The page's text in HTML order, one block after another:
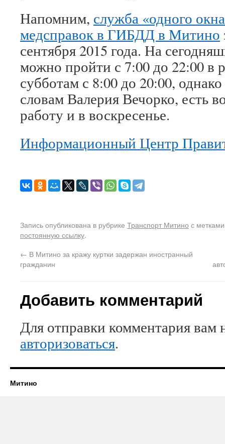
Напомним, служба «одного
медсправок в ГИБДД в Митино
сентября 2015 года. На
можно пройти с 7:00 до 22:00 в
субботам с 8:00 до 20:00,
словам Валерия Вечорко, есть
работу и в воскресенье.
Информационный Центр
Запись опубликована в рубрике Транспорт Митино с
постоянную ссылку.
← В Митино за кражу куртки задержан иностранный
гражданин
Добавить комментарий
Для отправки комментария вам
авторизоваться.
Митино